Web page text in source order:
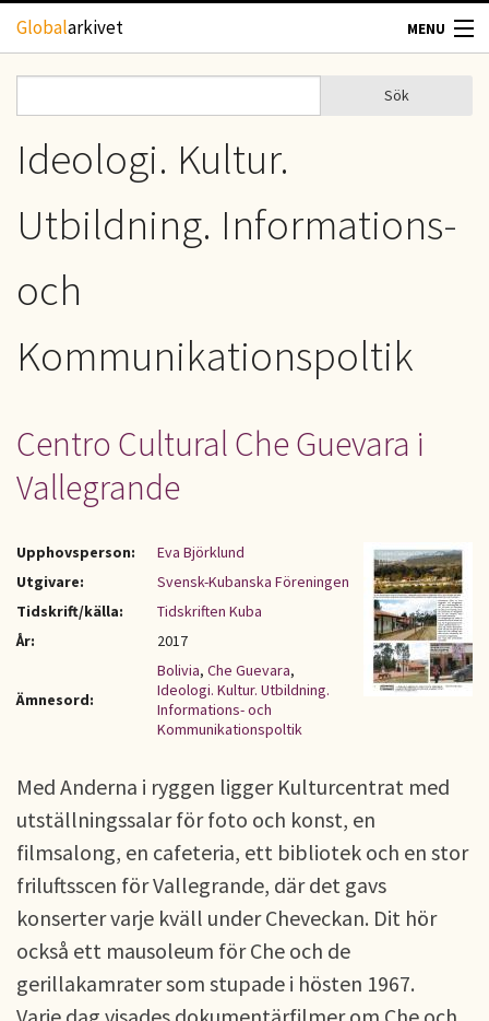
Hoppa till huvudinnehåll
Globalarkivet MENU
TIDSKRIFTER
GEOGRAFI
KONTAKT
Sökformulär
Sök
Ideologi. Kultur.
Utbildning. Informations-
och
Kommunikationspoltik
Centro Cultural Che Guevara i
Vallegrande
Upphovsperson:
Eva Björklund
Utgivare:
Svensk-Kubanska Föreningen
Tidskrift/källa:
Tidskriften Kuba
År:
2017
Ämnesord:
Bolivia, Che Guevara,
Ideologi. Kultur. Utbildning.
Informations- och
Kommunikationspoltik
Med Anderna i ryggen ligger Kulturcentrat med
utställningssalar för foto och konst, en
filmsalong, en cafeteria, ett bibliotek och en stor
friluftsscen för Vallegrande, där det gavs
konserter varje kväll under Cheveckan. Dit hör
också ett mausoleum för Che och de
gerillakamrater som stupade i hösten 1967.